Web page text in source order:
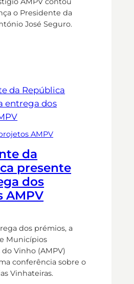
o Presidente da
José Seguro.
AMPV
da
presente
dos
AMPV
dos prémios, a
Municípios
Vinho (AMPV)
conferência sobre o
Vinhateiras.